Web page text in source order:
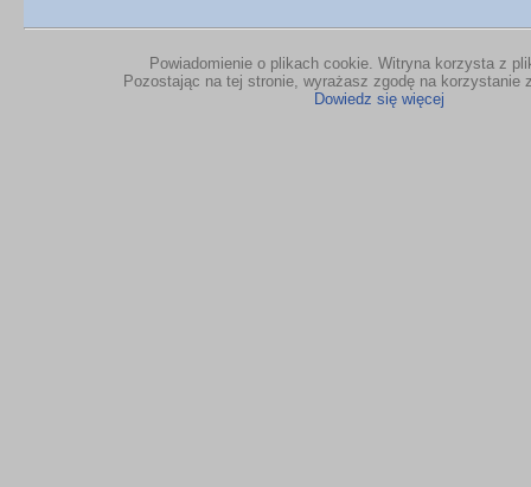
Powiadomienie o plikach cookie. Witryna korzysta z
Pozostając na tej stronie, wyrażasz zgodę na korzystanie
Dowiedz się więcej